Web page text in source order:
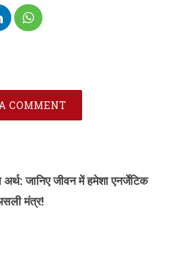
COMMENT
अर्थ: जानिए जीवन में हमेशा एनर्जेटिक
मंत्र!